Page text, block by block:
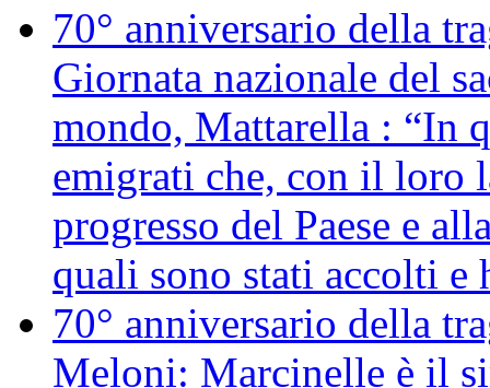
70° anniversario della
Giornata nazionale del
mondo, Mattarella : “In
emigrati che, con il loro
progresso del Paese e
quali sono stati accolti e
70° anniversario della
Meloni: Marcinelle è il